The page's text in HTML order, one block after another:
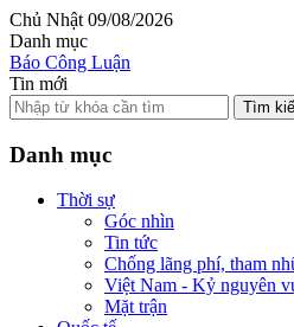
Chủ Nhật 09/08/2026
Danh mục
Báo Công Luận
Tin mới
Tìm
Danh mục
Thời sự
Góc nhìn
Tin tức
Chống lãng phí, tham
Việt Nam - Kỷ nguyên
Mặt trận